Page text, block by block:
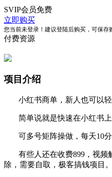
SVIP会员免费
立即购买
您当前未登录！建议登陆后购买，可保存
付费资源
项目介绍
小红书商单，新人也可以
简单说就是快速在小红书
可多号矩阵操做，每天10
有些人还在收费899，视频
除，需要自取，极客搞钱项目。